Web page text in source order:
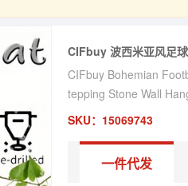
CIFbuy 波西米亚风足
CIFbuy Bohemian
tepping Stone Wall
SKU：15069743
一件代发